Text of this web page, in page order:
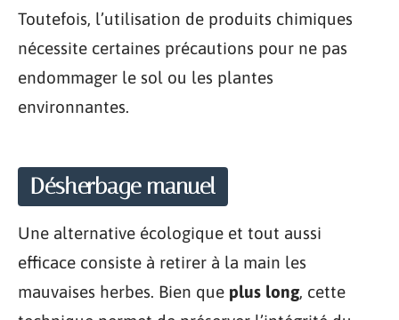
Toutefois, l’utilisation de produits chimiques
nécessite certaines précautions pour ne pas
endommager le sol ou les plantes
environnantes.
Désherbage manuel
Une alternative écologique et tout aussi
efficace consiste à retirer à la main les
mauvaises herbes. Bien que plus long, cette